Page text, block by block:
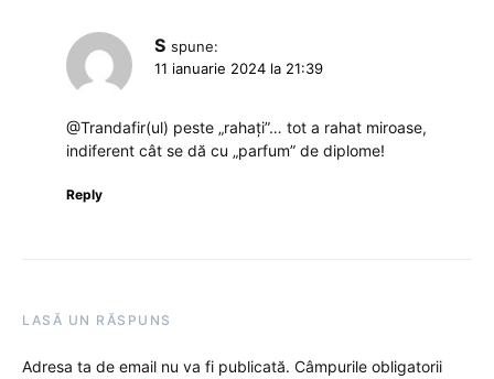
S spune:
11 ianuarie 2024 la 21:39
@Trandafir(ul) peste „rahați”… tot a rahat miroase,
indiferent cât se dă cu „parfum” de diplome!
Reply
LASĂ UN RĂSPUNS
Adresa ta de email nu va fi publicată. Câmpurile obligatorii